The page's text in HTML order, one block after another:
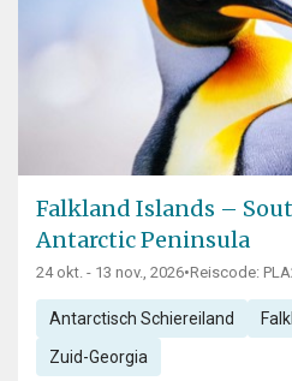
Falkland Islands –
Antarctic Peninsula
24 okt. - 13 nov., 2026•Reiscode:
Antarctisch Schiereiland
Zuid-Georgia